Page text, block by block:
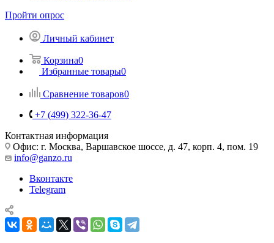
Пройти опрос
Личный кабинет
Корзина0
Избранные товары0
Сравнение товаров0
+7 (499) 322-36-47
Контактная информация
Офис: г. Москва, Варшавское шоссе, д. 47, корп. 4, пом. 19
info@ganzo.ru
Вконтакте
Telegram